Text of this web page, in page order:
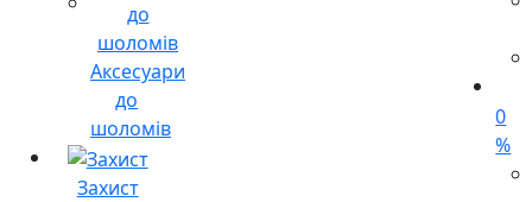
Аксесуари
до
шоломів
Захист
0
%